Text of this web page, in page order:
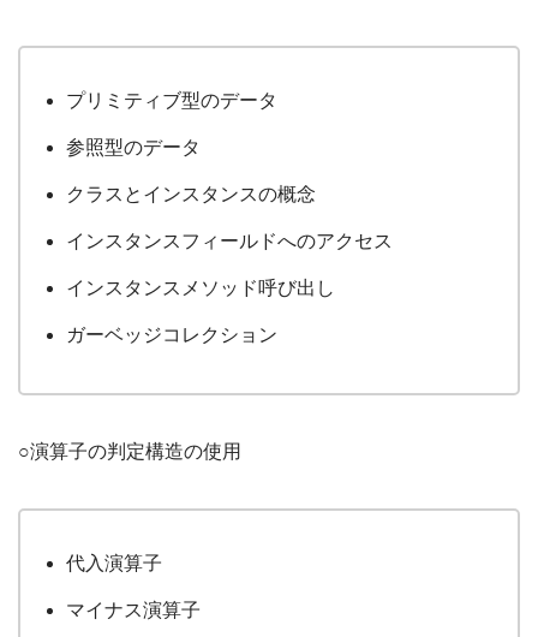
プリミティブ型のデータ
参照型のデータ
クラスとインスタンスの概念
インスタンスフィールドへのアクセス
インスタンスメソッド呼び出し
ガーベッジコレクション
○演算子の判定構造の使用
代入演算子
マイナス演算子